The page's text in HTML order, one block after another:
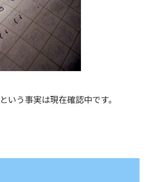
いう事実は現在確認中です。